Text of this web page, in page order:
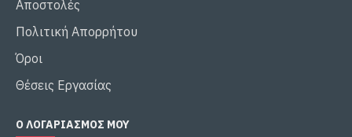
Αποστολές
Πολιτική Απορρήτου
Όροι
Θέσεις Εργασίας
Ο ΛΟΓΑΡΙΑΣΜΌΣ ΜΟΥ